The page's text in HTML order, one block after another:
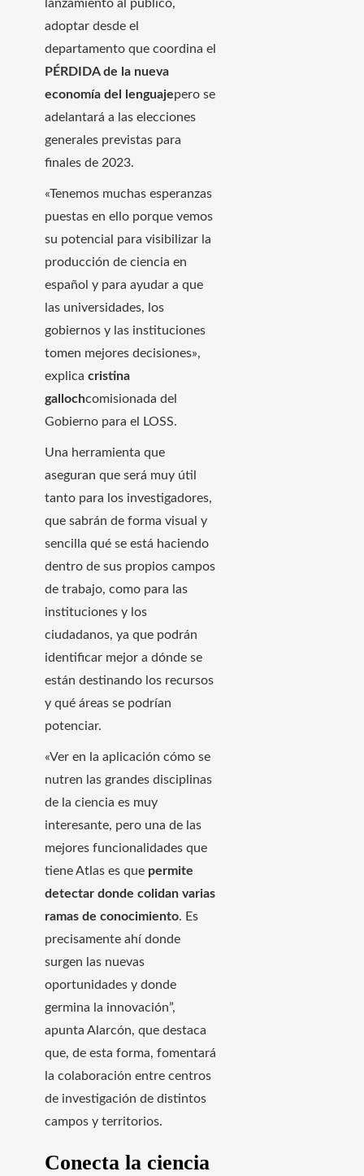
lanzamiento al público,
adoptar desde el
departamento que coordina el
PÉRDIDA de la nueva
economía del lenguajepero se
adelantará a las elecciones
generales previstas para
finales de 2023.
«Tenemos muchas esperanzas
puestas en ello porque vemos
su potencial para visibilizar la
producción de ciencia en
español y para ayudar a que
las universidades, los
gobiernos y las instituciones
tomen mejores decisiones»,
explica cristina
gallochcomisionada del
Gobierno para el LOSS.
Una herramienta que
aseguran que será muy útil
tanto para los investigadores,
que sabrán de forma visual y
sencilla qué se está haciendo
dentro de sus propios campos
de trabajo, como para las
instituciones y los
ciudadanos, ya que podrán
identificar mejor a dónde se
están destinando los recursos
y qué áreas se podrían
potenciar.
«Ver en la aplicación cómo se
nutren las grandes disciplinas
de la ciencia es muy
interesante, pero una de las
mejores funcionalidades que
tiene Atlas es que permite
detectar donde colidan varias
ramas de conocimiento. Es
precisamente ahí donde
surgen las nuevas
oportunidades y donde
germina la innovación”,
apunta Alarcón, que destaca
que, de esta forma, fomentará
la colaboración entre centros
de investigación de distintos
campos y territorios.
Conecta la ciencia